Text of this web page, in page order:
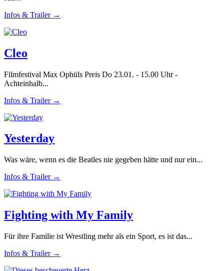
Infos & Trailer →
Cleo
Filmfestival Max Ophüls Preis Do 23.01. - 15.00 Uhr -
Achteinhalb...
Infos & Trailer →
Yesterday
Was wäre, wenn es die Beatles nie gegeben hätte und nur ein...
Infos & Trailer →
Fighting with My Family
Für ihre Familie ist Wrestling mehr als ein Sport, es ist das...
Infos & Trailer →